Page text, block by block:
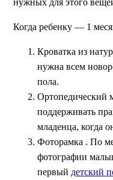
Когда ребенку — 1
Кроватка из
нужна всем
пола.
Ортопедический
поддерживать
младенца, когда
Фоторамка . По
фотографии
первый детский